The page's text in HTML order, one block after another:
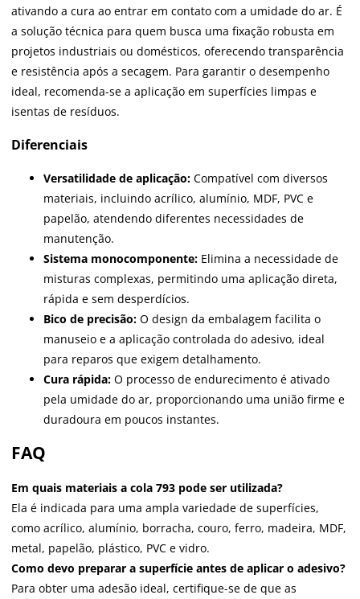
ativando a cura ao entrar em contato com a umidade do ar. É
a solução técnica para quem busca uma fixação robusta em
projetos industriais ou domésticos, oferecendo transparência
e resistência após a secagem. Para garantir o desempenho
ideal, recomenda-se a aplicação em superfícies limpas e
isentas de resíduos.
Diferenciais
Versatilidade de aplicação: Compatível com diversos
materiais, incluindo acrílico, alumínio, MDF, PVC e
papelão, atendendo diferentes necessidades de
manutenção.
Sistema monocomponente: Elimina a necessidade de
misturas complexas, permitindo uma aplicação direta,
rápida e sem desperdícios.
Bico de precisão: O design da embalagem facilita o
manuseio e a aplicação controlada do adesivo, ideal
para reparos que exigem detalhamento.
Cura rápida: O processo de endurecimento é ativado
pela umidade do ar, proporcionando uma união firme e
duradoura em poucos instantes.
FAQ
Em quais materiais a cola 793 pode ser utilizada?
Ela é indicada para uma ampla variedade de superfícies,
como acrílico, alumínio, borracha, couro, ferro, madeira, MDF,
metal, papelão, plástico, PVC e vidro.
Como devo preparar a superfície antes de aplicar o adesivo?
Para obter uma adesão ideal, certifique-se de que as